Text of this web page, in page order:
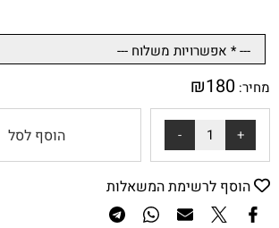
מחיר: ₪180
הוסף לסל
הוסף לרשימת המשאלות